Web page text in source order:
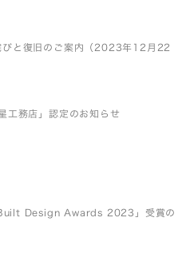
びと復旧のご案内（2023年12月22
工務店」認定のお知らせ
Built Design Awards 2023」受賞の